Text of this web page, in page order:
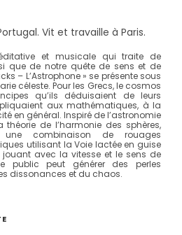
Vit et travaille à Paris.
et musicale qui traite de
que de notre quête de sens et de
– L’Astrophone » se présente sous
céleste. Pour les Grecs, le cosmos
qu’ils déduisaient de leurs
aux mathématiques, à la
en général. Inspiré de l’astronomie
de l’harmonie des sphères,
combinaison de rouages
utilisant la Voie lactée en guise
avec la vitesse et le sens de
public peut générer des perles
dissonances et du chaos.